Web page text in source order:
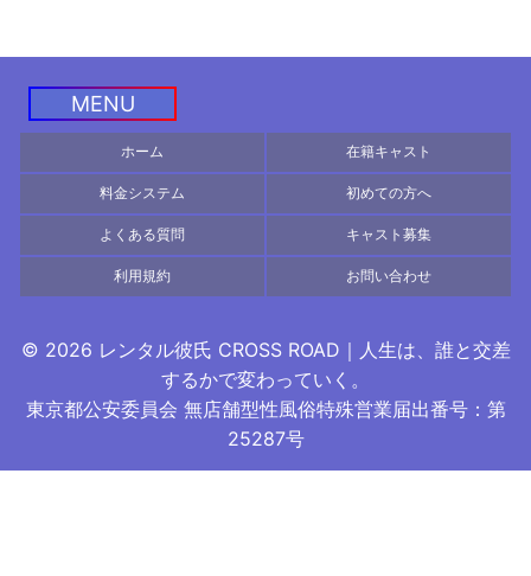
MENU
ホーム 在籍キャスト
料金システム 初めての方へ
よくある質問 キャスト募集
利用規約 お問い合わせ
© 2026 レンタル彼氏 CROSS ROAD｜人生は、誰と交差
するかで変わっていく。
東京都公安委員会 無店舗型性風俗特殊営業届出番号：第
25287号
©2026 出張ホスト・エスコートサービ スCROSS ROAD